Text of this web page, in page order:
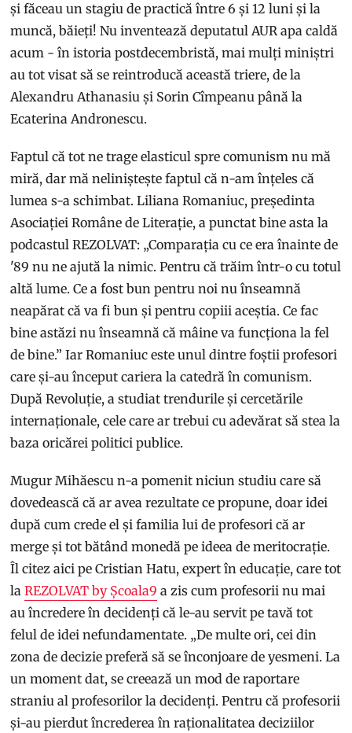
și făceau un stagiu de practică între 6 și 12 luni și la
muncă, băieți! Nu inventează deputatul AUR apa caldă
acum - în istoria postdecembristă, mai mulți miniștri
au tot visat să se reintroducă această triere, de la
Alexandru Athanasiu și Sorin Cîmpeanu până la
Ecaterina Andronescu.
Faptul că tot ne trage elasticul spre comunism nu mă
miră, dar mă neliniștește faptul că n-am înțeles că
lumea s-a schimbat. Liliana Romaniuc, președinta
Asociației Române de Literație, a punctat bine asta la
podcastul REZOLVAT: „Comparația cu ce era înainte de
'89 nu ne ajută la nimic. Pentru că trăim într-o cu totul
altă lume. Ce a fost bun pentru noi nu înseamnă
neapărat că va fi bun și pentru copiii aceștia. Ce fac
bine astăzi nu înseamnă că mâine va funcționa la fel
de bine.” Iar Romaniuc este unul dintre foștii profesori
care și-au început cariera la catedră în comunism.
După Revoluție, a studiat trendurile și cercetările
internaționale, cele care ar trebui cu adevărat să stea la
baza oricărei politici publice.
Mugur Mihăescu n-a pomenit niciun studiu care să
dovedească că ar avea rezultate ce propune, doar idei
după cum crede el și familia lui de profesori că ar
merge și tot bătând monedă pe ideea de meritocrație.
Îl citez aici pe Cristian Hatu, expert în educație, care tot
laREZOLVAT by Școala9 a zis cum profesorii nu mai
au încredere în decidenți că le-au servit pe tavă tot
felul de idei nefundamentate. „De multe ori, cei din
zona de decizie preferă să se înconjoare de yesmeni. La
un moment dat, se creează un mod de raportare
straniu al profesorilor la decidenți. Pentru că profesorii
și-au pierdut încrederea în raționalitatea deciziilor